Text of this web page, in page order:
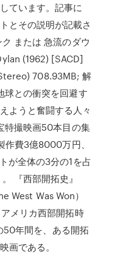
ています。記事に
とその説明が記載さ
または 急流のダウ
(1962) [SACD]
708.93MB; 解
球との衝突を回避す
ようと奮闘する人々
特撮映画50本目の集
費3億8000万円、
が全体の3分の1を占
『西部開拓史』
West Was Won）
メリカ西部開拓時
50年間を、ある開拓
画である。